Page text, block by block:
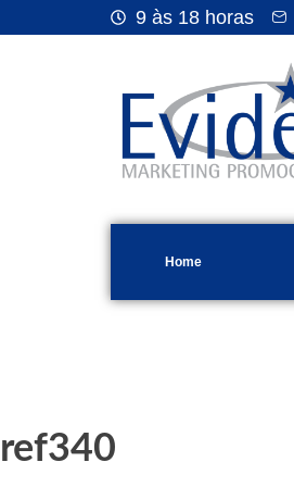
9 às 18 horas
Home
ref340